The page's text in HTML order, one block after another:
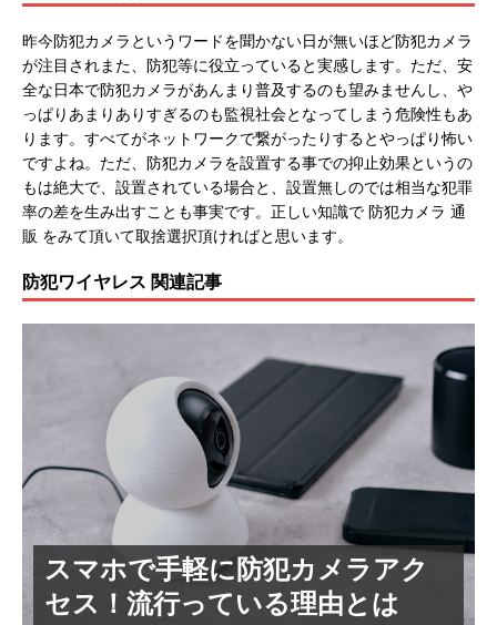
昨今防犯カメラというワードを聞かない日が無いほど防犯カメラ
が注目されまた、防犯等に役立っていると実感します。ただ、安
全な日本で防犯カメラがあんまり普及するのも望みませんし、や
っぱりあまりありすぎるのも監視社会となってしまう危険性もあ
ります。すべてがネットワークで繋がったりするとやっぱり怖い
ですよね。ただ、防犯カメラを設置する事での抑止効果というの
もは絶大で、設置されている場合と、設置無しのでは相当な犯罪
率の差を生み出すことも事実です。正しい知識で 防犯カメラ 通
販 をみて頂いて取捨選択頂ければと思います。
防犯ワイヤレス 関連記事
スマホで手軽に防犯カメラアク
セス！流行っている理由とは